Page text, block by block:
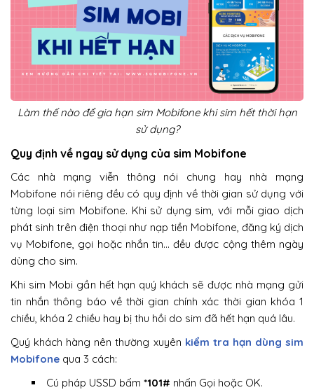
Làm thế nào để gia hạn sim Mobifone khi sim hết thời hạn
sử dụng?
Quy định về ngay sử dụng của sim Mobifone
Các nhà mạng viễn thông nói chung hay nhà mạng
Mobifone nói riêng đều có quy định về thời gian sử dụng với
từng loại sim Mobifone. Khi sử dụng sim, với mỗi giao dịch
phát sinh trên điện thoại như nạp tiền Mobifone, đăng ký dịch
vụ Mobifone, gọi hoặc nhắn tin… đều được cộng thêm ngày
dùng cho sim.
Khi sim Mobi gần hết hạn quý khách sẽ được nhà mạng gửi
tin nhắn thông báo về thời gian chính xác thời gian khóa 1
chiều, khóa 2 chiều hay bị thu hồi do sim đã hết hạn quá lâu.
Quý khách hàng nên thường xuyên kiểm tra hạn dùng sim
Mobifone qua 3 cách:
Cú pháp USSD bấm *101# nhấn Gọi hoặc OK.